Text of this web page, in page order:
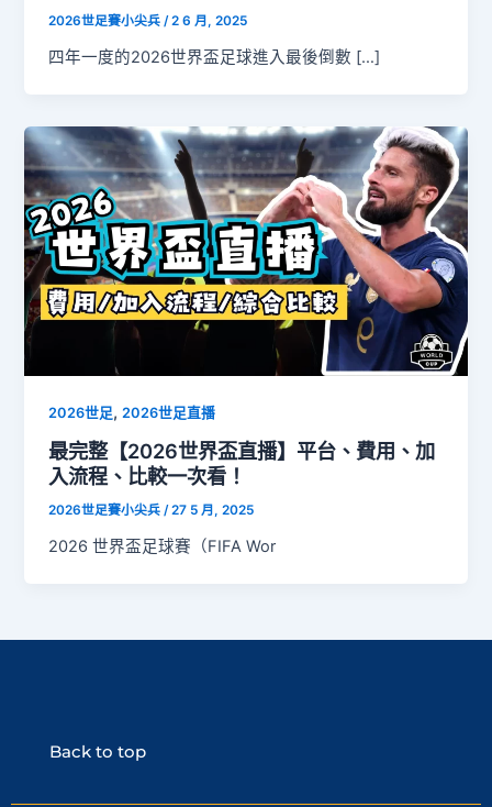
2026世足賽小尖兵/2 6 月, 2025
四年一度的2026世界盃足球進入最後倒數 […]
2026世足,2026世足直播
最完整【2026世界盃直播】平台、費用、加
入流程、比較一次看！
2026世足賽小尖兵/27 5 月, 2025
2026 世界盃足球賽（FIFA Wor
Back to top